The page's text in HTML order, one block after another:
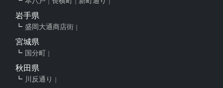
岩手県
盛岡大通商店街
宮城県
国分町
秋田県
川反通り